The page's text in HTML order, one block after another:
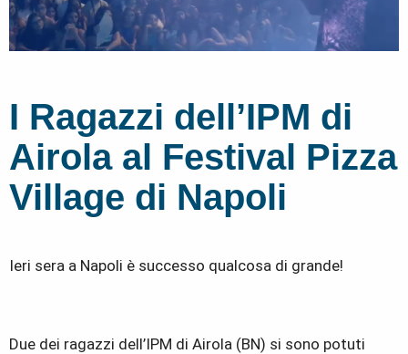
I Ragazzi dell’IPM di
Airola al Festival Pizza
Village di Napoli
Ieri sera a Napoli è successo qualcosa di grande!
Due dei ragazzi dell’IPM di Airola (BN) si sono potuti